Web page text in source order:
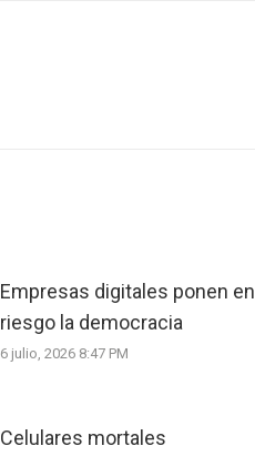
Empresas digitales ponen en
riesgo la democracia
6 julio, 2026 8:47 PM
Celulares mortales